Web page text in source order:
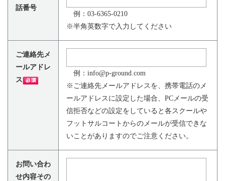
話番号
例：03-6365-0210
※半角英数字で入力してください
ご連絡先メ
ールアドレ
ス
例：info@p-ground.com
※ご連絡先メールアドレスを、携帯電話のメ
ールアドレスに設定した場合、PCメールの受
信拒否などの設定をしていると各スクールや
フットサルコートからのメールが受信できな
いことがありますのでご注意ください。
お問い合わ
せ内容その